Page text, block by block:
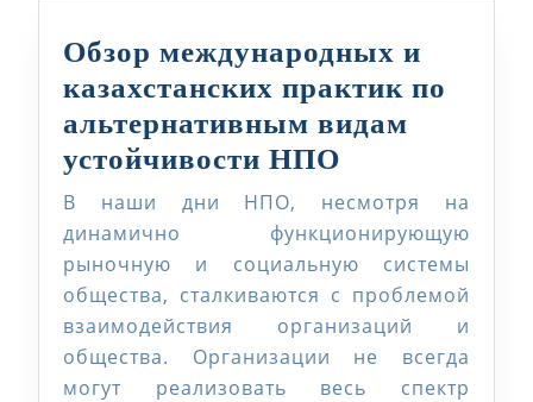
Обзор международных и
казахстанских практик по
альтернативным видам
устойчивости НПО
и
практик
по
В наши дни НПО, несмотря на
динамично функционирующую
рыночную и социальную системы
общества, сталкиваются с проблемой
взаимодействия организаций и
общества. Организации не всегда
могут реализовать весь спектр